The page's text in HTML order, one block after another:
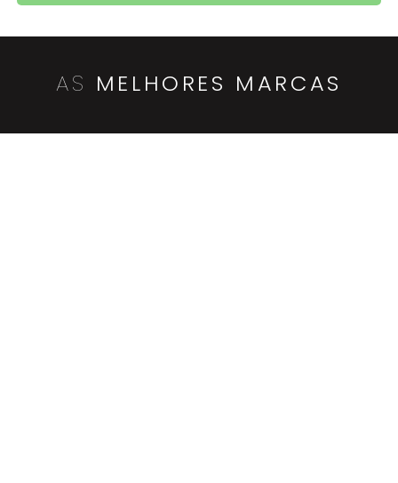
AS MELHORES MARCAS